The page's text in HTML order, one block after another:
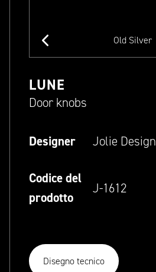
Old Silver
LUNE
Door knobs
Designer Jolie Design
Codice del
prodotto
J-1612
Disegno tecnico